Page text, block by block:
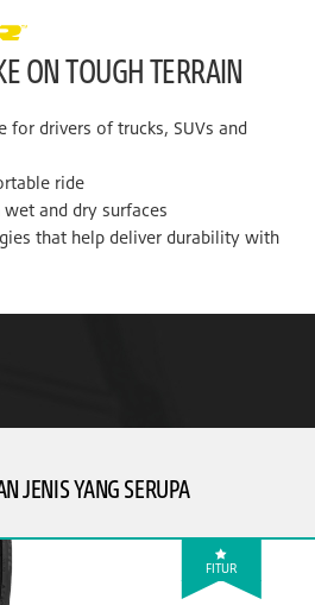
ON TOUGH TERRAIN
for drivers of trucks, SUVs and
ride
and dry surfaces
that help deliver durability with
JENIS YANG SERUPA
FITUR